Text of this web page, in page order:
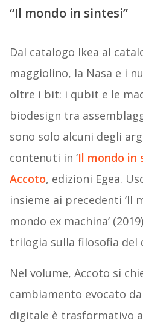
“Il mondo in sintesi”
Dal catalogo Ikea al
maggiolino, la Nasa e i
oltre i bit: i qubit e le
biodesign tra
sono solo alcuni degli
contenuti in ‘Il mondo in
Accoto, edizioni Egea.
insieme ai precedenti ‘Il
mondo ex machina’
trilogia sulla filosofia del
Nel volume, Accoto si
cambiamento evocato
digitale è trasformativo